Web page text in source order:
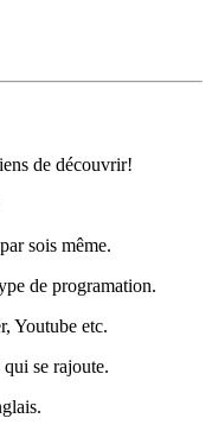
de découvrir!
sois même.
de programation.
Youtube etc.
se rajoute.